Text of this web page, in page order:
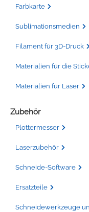
Farbkarte
Sublimationsmedien
Filament für 3D-Druck
Materialien für die
Materialien für Laser
Zubehör
Plottermesser
Laserzubehör
Schneide-Software
Ersatzteile
Schneidewerkzeuge